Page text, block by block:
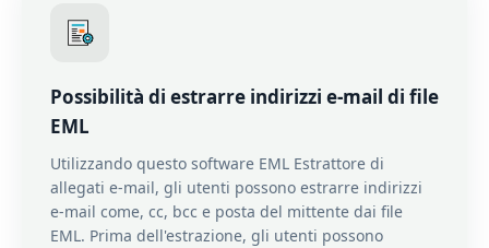
Possibilità di estrarre indirizzi e-mail di file
EML
Utilizzando questo software EML Estrattore di
allegati e-mail, gli utenti possono estrarre indirizzi
e-mail come, cc, bcc e posta del mittente dai file
EML. Prima dell'estrazione, gli utenti possono